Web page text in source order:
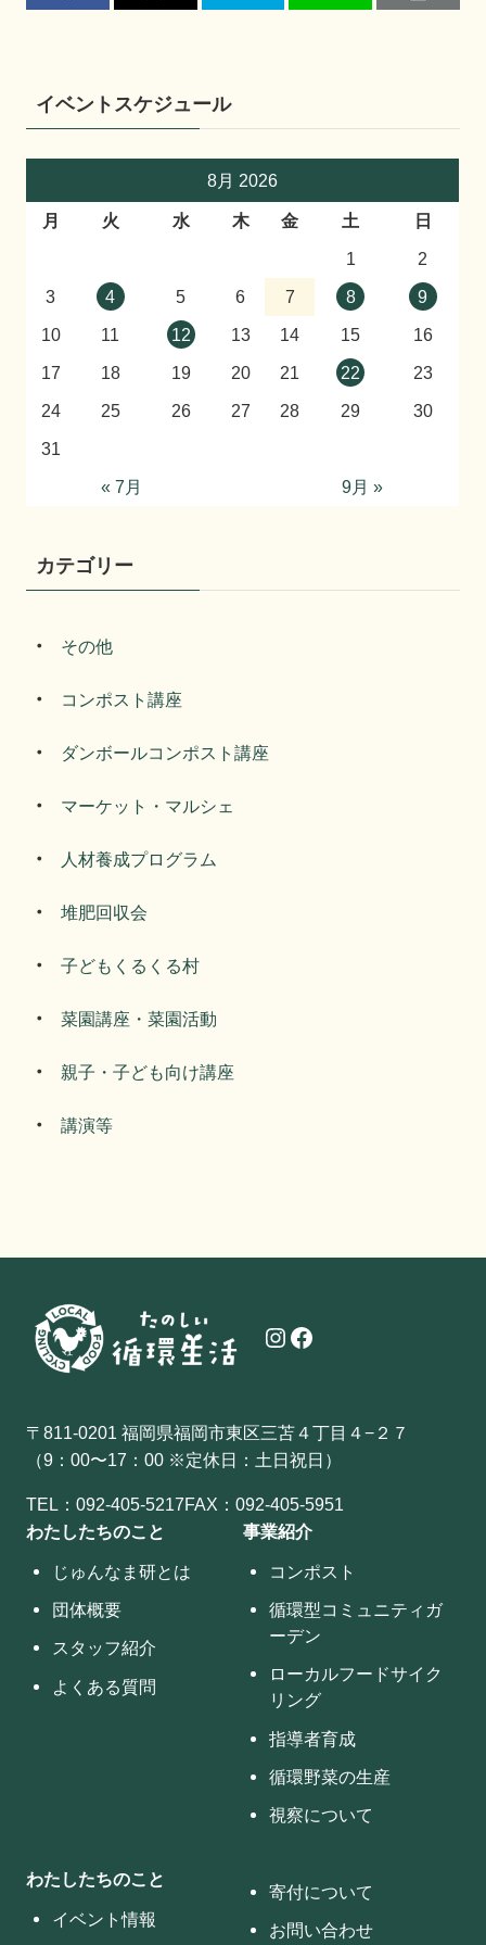
イベントスケジュール
8月 2026
月 火 水 木 金 土
日
1
2
3
4 5 6 7 8
9
10
11 12 13 14 15
16
17
18 19 20 21 22
23
24
25 26 27 28 29
30
31
« 7月
9月 »
カテゴリー
その他
コンポスト講座
ダンボールコンポスト講座
マーケット・マルシェ
人材養成プログラム
堆肥回収会
子どもくるくる村
菜園講座・菜園活動
親子・子ども向け講座
講演等
Instagram Facebook
〒811-0201 福岡県福岡市東区三苫４丁目４−２７
（9：00〜17：00 ※定休日：土日祝日）
TEL：092-405-5217FAX：092-405-5951
わたしたちのこと
じゅんなま研とは
団体概要
スタッフ紹介
よくある質問
事業紹介
コンポスト
循環型コミュニティガ
ーデン
ローカルフードサイク
リング
指導者育成
循環野菜の生産
視察について
わたしたちのこと
イベント情報
寄付について
お問い合わせ